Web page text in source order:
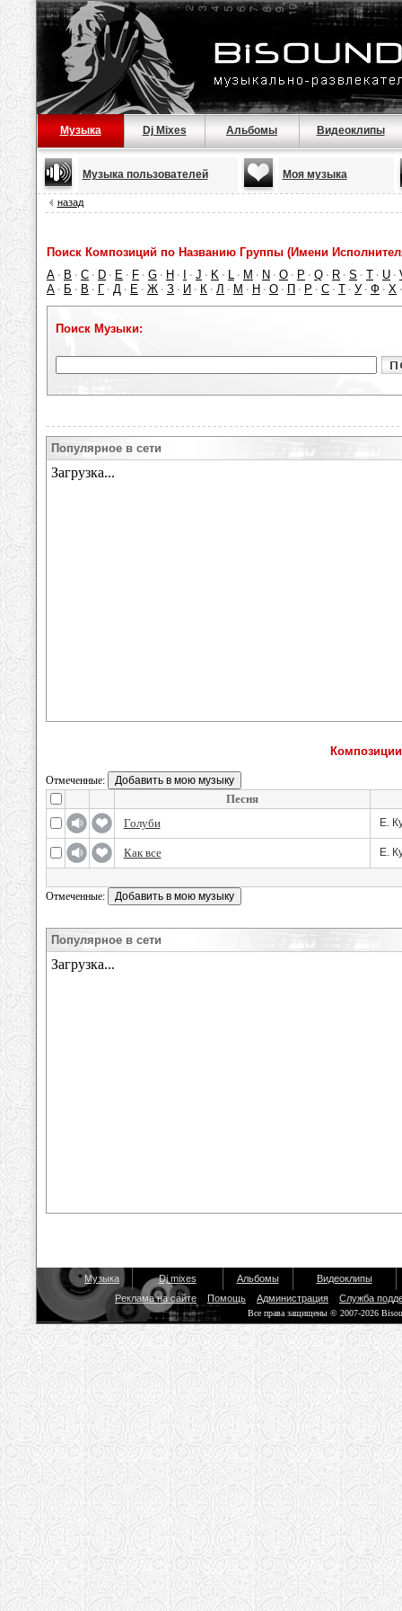
Музыка Dj Mixes Альбомы Видеоклипы
Музыка пользователей Моя музыка
назад
Поиск Композиций по Названию Группы (Имени
A · B · C · D · E · F · G · H · · J · K · L · M · N · O · P · Q · R · S · T · U ·
А · Б · В · Г · Д · Е · Ж · З · И · К · Л · М · Н · О · П · Р · С · Т · У · Ф · Х
Поиск Музыки:
Популярное в сети
Отмеченные:
Песня
Голуби
Е.
Как все Е.
Отмеченные:
Популярное в сети
Музыка Dj mixes Альбомы
Видеоклипы
Реклама на сайте
Помощь Администрация Служба
Все права защищены © 2007-2026